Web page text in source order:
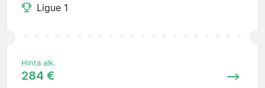
Ligue 1
Hinta alk.
284 €